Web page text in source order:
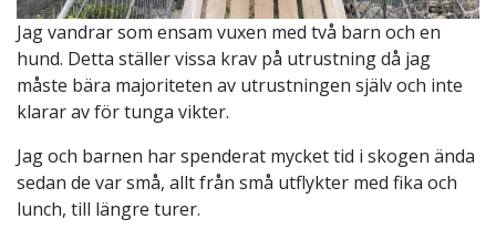
Jag vandrar som ensam vuxen med två barn och en
hund. Detta ställer vissa krav på utrustning då jag
måste bära majoriteten av utrustningen själv och inte
klarar av för tunga vikter.
Jag och barnen har spenderat mycket tid i skogen ända
sedan de var små, allt från små utflykter med fika och
lunch, till längre turer.